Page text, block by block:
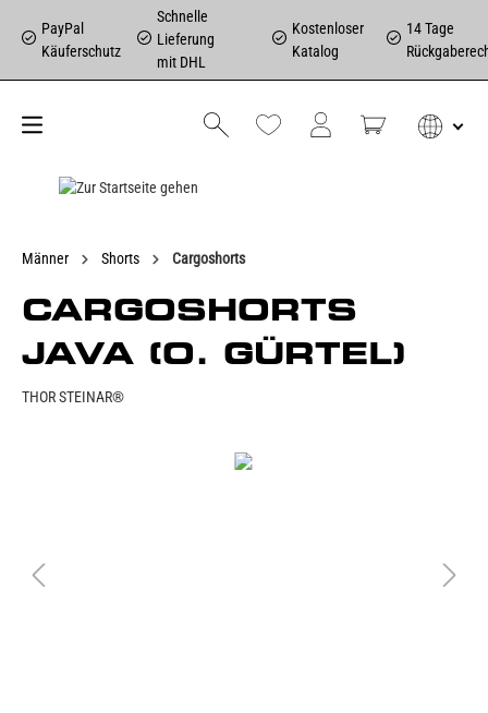
PayPal
Käuferschutz
Schnelle
Lieferung
mit DHL
Kostenloser
Katalog
14 Tage
Männer Shorts Cargoshorts
CARGOSHORTS
JAVA (O. GÜRTEL)
THOR STEINAR®